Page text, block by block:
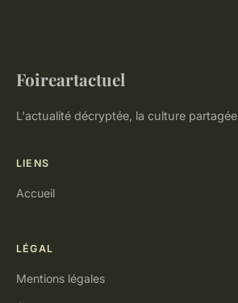
Foireartactuel
L'actualité décryptée, la culture partagée
LIENS
Accueil
LÉGAL
Mentions légales